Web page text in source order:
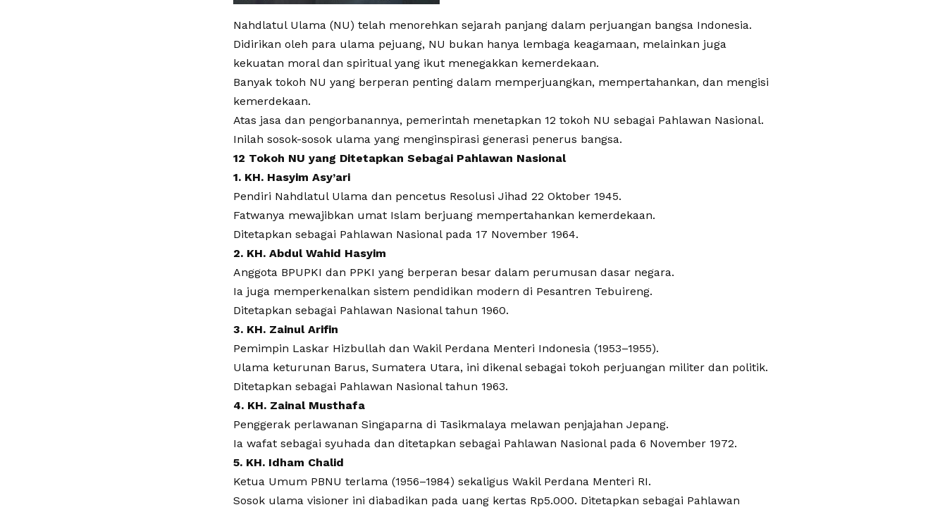
Nahdlatul Ulama (NU) telah menorehkan sejarah panjang dalam perjuangan bangsa Indonesia.
Didirikan oleh para ulama pejuang, NU bukan hanya lembaga keagamaan, melainkan juga
kekuatan moral dan spiritual yang ikut menegakkan kemerdekaan.
Banyak tokoh NU yang berperan penting dalam memperjuangkan, mempertahankan, dan mengisi
kemerdekaan.
Atas jasa dan pengorbanannya, pemerintah menetapkan 12 tokoh NU sebagai Pahlawan Nasional.
Inilah sosok-sosok ulama yang menginspirasi generasi penerus bangsa.
12 Tokoh NU yang Ditetapkan Sebagai Pahlawan Nasional
1. KH. Hasyim Asy’ari
Pendiri Nahdlatul Ulama dan pencetus Resolusi Jihad 22 Oktober 1945.
Fatwanya mewajibkan umat Islam berjuang mempertahankan kemerdekaan.
Ditetapkan sebagai Pahlawan Nasional pada 17 November 1964.
2. KH. Abdul Wahid Hasyim
Anggota BPUPKI dan PPKI yang berperan besar dalam perumusan dasar negara.
Ia juga memperkenalkan sistem pendidikan modern di Pesantren Tebuireng.
Ditetapkan sebagai Pahlawan Nasional tahun 1960.
3. KH. Zainul Arifin
Pemimpin Laskar Hizbullah dan Wakil Perdana Menteri Indonesia (1953–1955).
Ulama keturunan Barus, Sumatera Utara, ini dikenal sebagai tokoh perjuangan militer dan politik.
Ditetapkan sebagai Pahlawan Nasional tahun 1963.
4. KH. Zainal Musthafa
Penggerak perlawanan Singaparna di Tasikmalaya melawan penjajahan Jepang.
Ia wafat sebagai syuhada dan ditetapkan sebagai Pahlawan Nasional pada 6 November 1972.
5. KH. Idham Chalid
Ketua Umum PBNU terlama (1956–1984) sekaligus Wakil Perdana Menteri RI.
Sosok ulama visioner ini diabadikan pada uang kertas Rp5.000. Ditetapkan sebagai Pahlawan